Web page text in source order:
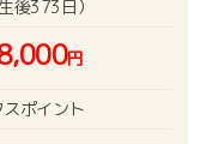
後373日）
円
ポイント